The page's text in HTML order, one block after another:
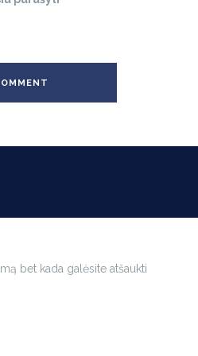
bet kada galėsite atšaukti